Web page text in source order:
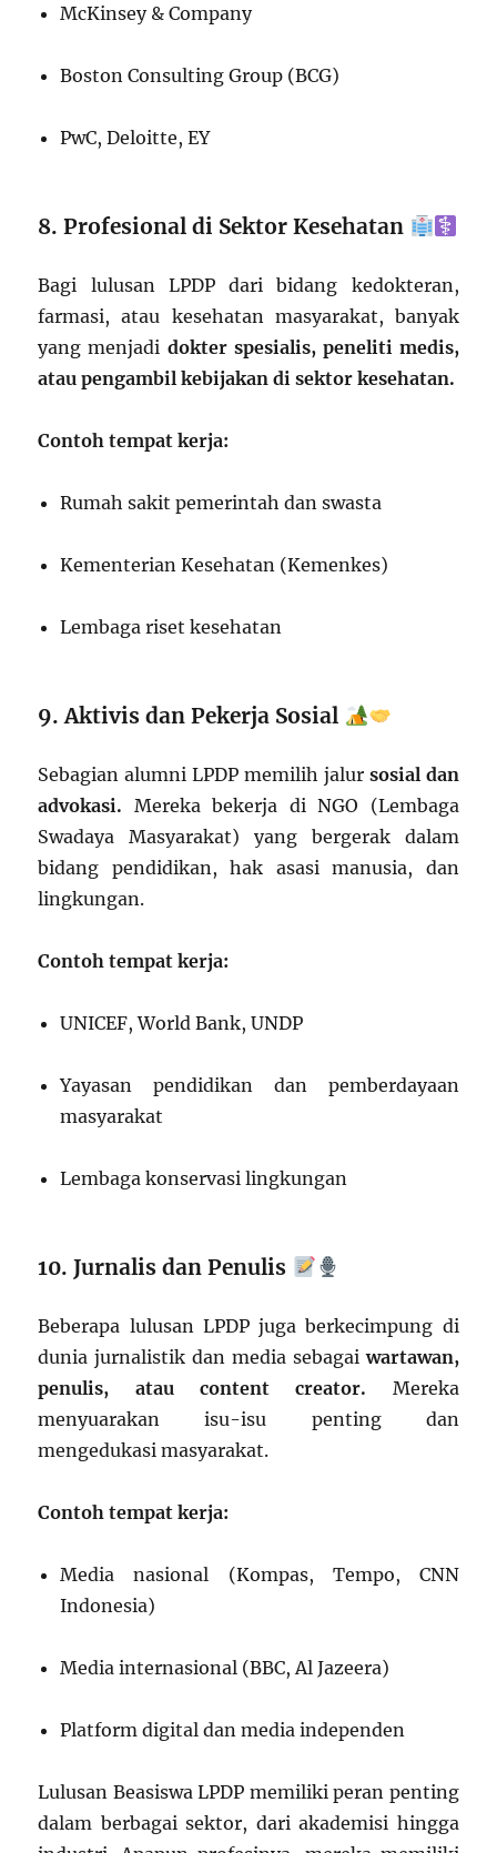
McKinsey & Company
Boston Consulting Group (BCG)
PwC, Deloitte, EY
8. Profesional di Sektor Kesehatan
Bagi lulusan LPDP dari bidang kedokteran,
farmasi, atau kesehatan masyarakat, banyak
yang menjadi dokter spesialis, peneliti medis,
atau pengambil kebijakan di sektor kesehatan.
Contoh tempat kerja:
Rumah sakit pemerintah dan swasta
Kementerian Kesehatan (Kemenkes)
Lembaga riset kesehatan
9. Aktivis dan Pekerja Sosial
Sebagian alumni LPDP memilih jalur sosial dan
advokasi. Mereka bekerja di NGO (Lembaga
Swadaya Masyarakat) yang bergerak dalam
bidang pendidikan, hak asasi manusia, dan
lingkungan.
Contoh tempat kerja:
UNICEF, World Bank, UNDP
Yayasan pendidikan dan pemberdayaan
masyarakat
Lembaga konservasi lingkungan
10. Jurnalis dan Penulis
Beberapa lulusan LPDP juga berkecimpung di
dunia jurnalistik dan media sebagaiwartawan,
penulis, atau content creator. Mereka
menyuarakan isu-isu penting dan
mengedukasi masyarakat.
Contoh tempat kerja:
Media nasional (Kompas, Tempo, CNN
Indonesia)
Media internasional (BBC, Al Jazeera)
Platform digital dan media independen
Lulusan Beasiswa LPDP memiliki peran penting
dalam berbagai sektor, dari akademisi hingga